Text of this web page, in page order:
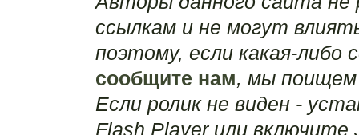
ссылкам и не могут
поэтому, если какая-либо
сообщите нам, мы поищем
Если ролик не виден -
Flash Player или включите